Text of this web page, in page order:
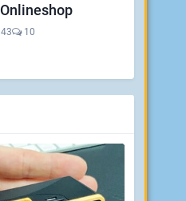
43 10